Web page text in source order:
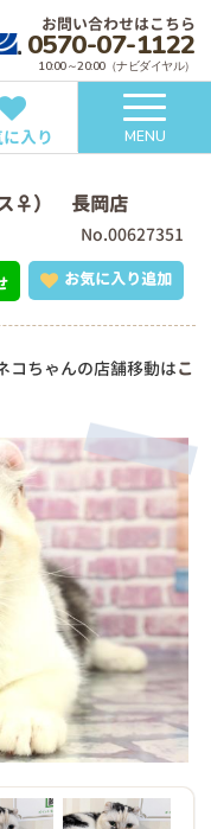
お問い合わせはこちら
0570-07-1122
10:00～20:00（ナビダイヤル）
入り MENU
ス♀） 長岡店
No.00627351
お気に入り追加
コちゃんの店舗移動はこ